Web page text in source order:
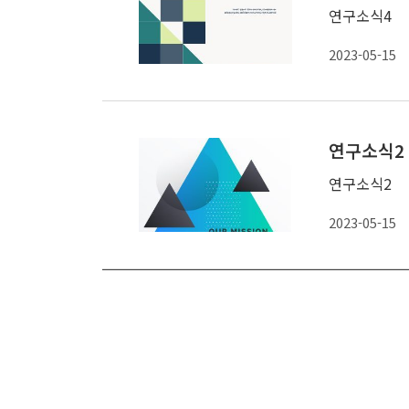
연구소식4
2023-05-15
연구소식2
연구소식2
2023-05-15